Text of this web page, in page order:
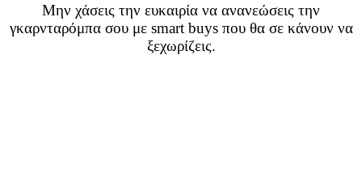
Μην χάσεις την ευκαιρία να ανανεώσεις την
γκαρνταρόμπα σου με smart buys που θα σε κάνουν να
ξεχωρίζεις.